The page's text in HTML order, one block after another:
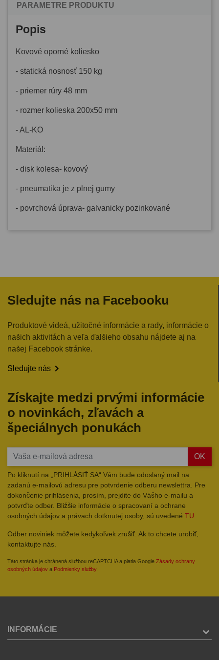
PARAMETRE PRODUKTU
Popis
Kovové oporné koliesko
- statická nosnosť 150 kg
- priemer rúry 48 mm
- rozmer kolieska 200x50 mm
- AL-KO
Materiál:
- disk kolesa- kovový
- pneumatika je z plnej gumy
- povrchová úprava- galvanicky pozinkované
Sledujte nás na Facebooku
Produktové videá, užitočné informácie a rady, informácie o
našich aktivitách a veľa ďalšieho obsahu nájdete aj na
našej Facebook stránke.
Sledujte nás 
Získajte medzi prvými informácie
o novinkách, zľavách a
špeciálnych ponukách
OK
Po kliknutí na „PRIHLÁSIŤ SA“ Vám bude odoslaný mail na
zadanú e-mailovú adresu pre potvrdenie odberu newslettra. Pre
dokončenie prihlásenia, prosím, prejdite do Vášho e-mailu a
potvrďte odber. Bližšie informácie o spracovaní a ochrane
osobných údajov a právach dotknutej osoby, sú uvedené TU
Odber noviniek môžete kedykoľvek zrušiť. Ak to chcete urobiť,
kontaktujte nás.
Táto stránka je chránená službou reCAPTCHA a platia Google Zásady ochrany
osobných údajov a Podmienky služby.
INFORMÁCIE